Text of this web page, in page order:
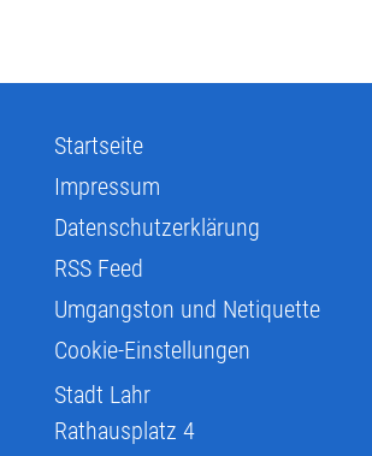
Startseite
Impressum
Datenschutzerklärung
RSS Feed
Umgangston und Netiquette
Cookie-Einstellungen
Stadt Lahr
Rathausplatz 4